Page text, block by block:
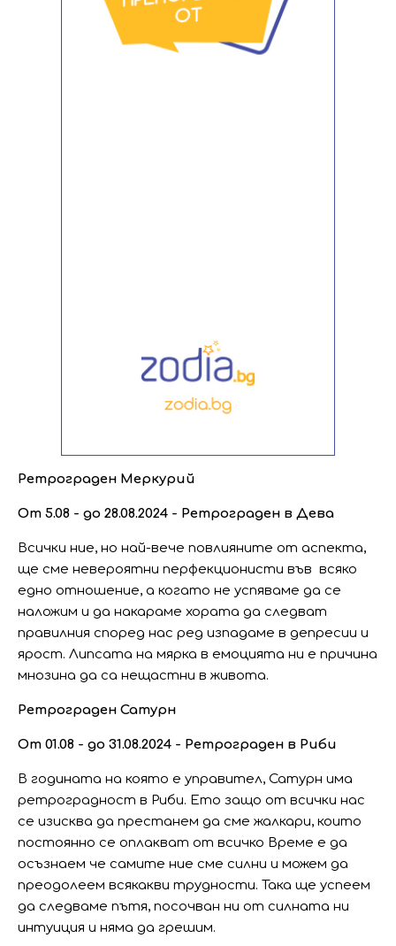
Ретрограден Меркурий
От 5.08 - до 28.08.2024 - Ретрограден в Дева
Всички ние, но най-вече повлияните от аспекта,
ще сме невероятни перфекционисти във всяко
едно отношение, а когато не успяваме да се
наложим и да накараме хората да следват
правилния според нас ред изпадаме в депресии и
ярост. Липсата на мярка в емоцията ни е причина
мнозина да са нещастни в живота.
Ретрограден Сатурн
От 01.08 - до 31.08.2024 - Ретрограден в Риби
В годината на която е управител, Сатурн има
ретроградност в Риби. Ето защо от всички нас
се изисква да престанем да сме жалкари, които
постоянно се оплакват от всичко Време е да
осъзнаем че самите ние сме силни и можем да
преодолеем всякакви трудности. Така ще успеем
да следваме пътя, посочван ни от силната ни
интуиция и няма да грешим.